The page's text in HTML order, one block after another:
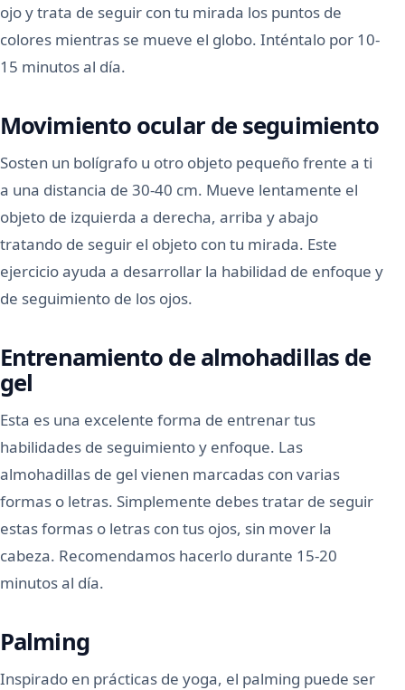
ojo y trata de seguir con tu mirada los puntos de
colores mientras se mueve el globo. Inténtalo por 10-
15 minutos al día.
Movimiento ocular de seguimiento
Sosten un bolígrafo u otro objeto pequeño frente a ti
a una distancia de 30-40 cm. Mueve lentamente el
objeto de izquierda a derecha, arriba y abajo
tratando de seguir el objeto con tu mirada. Este
ejercicio ayuda a desarrollar la habilidad de enfoque y
de seguimiento de los ojos.
Entrenamiento de almohadillas de
gel
Esta es una excelente forma de entrenar tus
habilidades de seguimiento y enfoque. Las
almohadillas de gel vienen marcadas con varias
formas o letras. Simplemente debes tratar de seguir
estas formas o letras con tus ojos, sin mover la
cabeza. Recomendamos hacerlo durante 15-20
minutos al día.
Palming
Inspirado en prácticas de yoga, el palming puede ser